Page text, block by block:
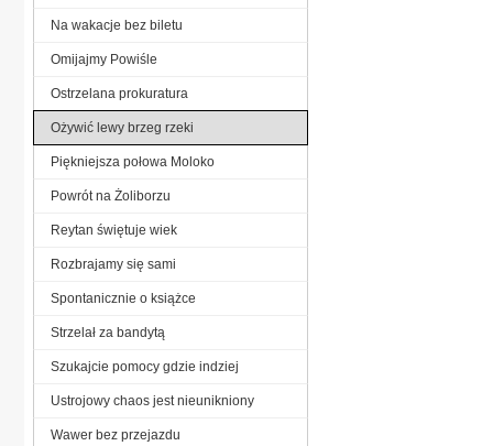
Na wakacje bez biletu
Omijajmy Powiśle
Ostrzelana prokuratura
Ożywić lewy brzeg rzeki
Piękniejsza połowa Moloko
Powrót na Żoliborzu
Reytan świętuje wiek
Rozbrajamy się sami
Spontanicznie o książce
Strzelał za bandytą
Szukajcie pomocy gdzie indziej
Ustrojowy chaos jest nieunikniony
Wawer bez przejazdu